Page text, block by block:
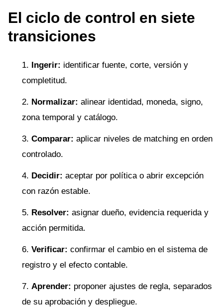
El ciclo de control en siete
transiciones
Ingerir: identificar fuente, corte, versión y
completitud.
Normalizar: alinear identidad, moneda, signo,
zona temporal y catálogo.
Comparar: aplicar niveles de matching en orden
controlado.
Decidir: aceptar por política o abrir excepción
con razón estable.
Resolver: asignar dueño, evidencia requerida y
acción permitida.
Verificar: confirmar el cambio en el sistema de
registro y el efecto contable.
Aprender: proponer ajustes de regla, separados
de su aprobación y despliegue.